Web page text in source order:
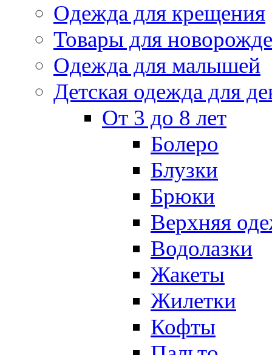
Одежда для крещения
Товары для
Одежда для малышей
Детская одежда для
От 3 до 8 лет
Болеро
Блузки
Брюки
Верхняя
Водолазки
Жакеты
Жилетки
Кофты